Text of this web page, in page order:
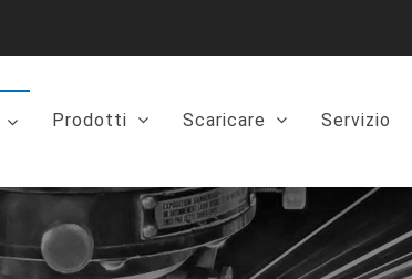
Prodotti Scaricare Servizio